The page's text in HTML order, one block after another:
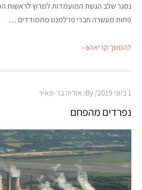
נסגר שלב הגשת המועמדות למרוץ לראשות
פחות מעשרה חברי פרלמנט מתמודדים …
להמשך קריאה
Posted
1 ביוני 2019 By: אוריה בר-מאיר
נפרדים מהפחם